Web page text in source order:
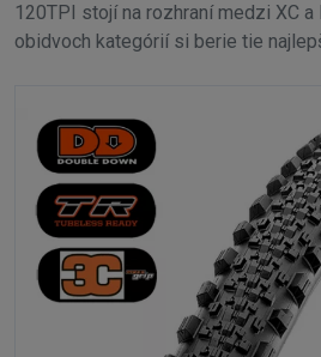
120TPI stojí na rozhraní medzi XC
obidvoch kategórií si berie tie